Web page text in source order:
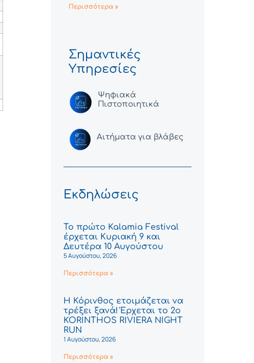
Περισσότερα »
Σημαντικές
Υπηρεσίες
Ψηφιακά
Πιστοποιητικά
Αιτήματα για βλάβες
Εκδηλώσεις
Το πρώτο Kalamia Festival
έρχεται Κυριακή 9 και
Δευτέρα 10 Αυγούστου
5 Αυγούστου, 2026
Περισσότερα »
Η Κόρινθος ετοιμάζεται να
τρέξει ξανά! Έρχεται το 2ο
KORINTHOS RIVIERA NIGHT
RUN
1 Αυγούστου, 2026
Περισσότερα »